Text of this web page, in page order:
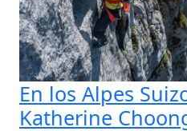
En los Alpes
Katherine